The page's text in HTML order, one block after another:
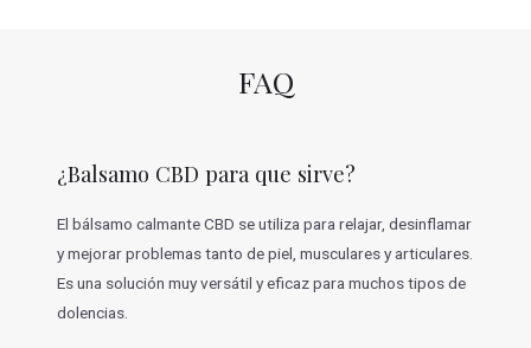
i
o
e
s
FAQ
¿Balsamo CBD para que sirve?
El bálsamo calmante CBD se utiliza para relajar, desinflamar
y mejorar problemas tanto de piel, musculares y articulares.
Es una solución muy versátil y eficaz para muchos tipos de
dolencias.